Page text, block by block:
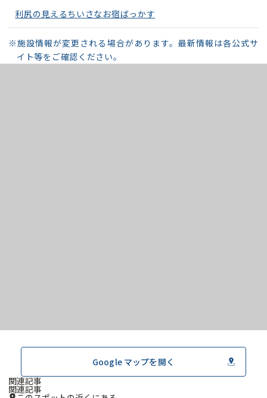
利尻の見えるちいさなお宿ばっかす
※施設情報が変更される場合があります。最新情報は各公式サ
イト等をご確認ください。
Google マップを開く
関連記事
関連記事